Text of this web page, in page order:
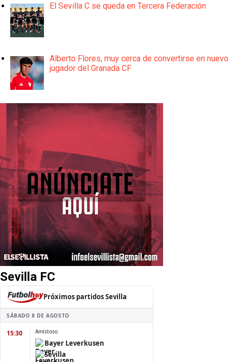
El Sevilla C se queda en Tercera Federación
Alberto Flores, muy cerca de convertirse en nuevo
jugador del Granada CF
Sevilla FC